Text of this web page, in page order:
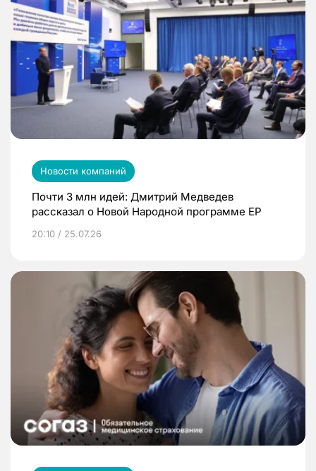
Новости компаний
Почти 3 млн идей: Дмитрий Медведев
рассказал о Новой Народной программе ЕР
20:10 / 25.07.26